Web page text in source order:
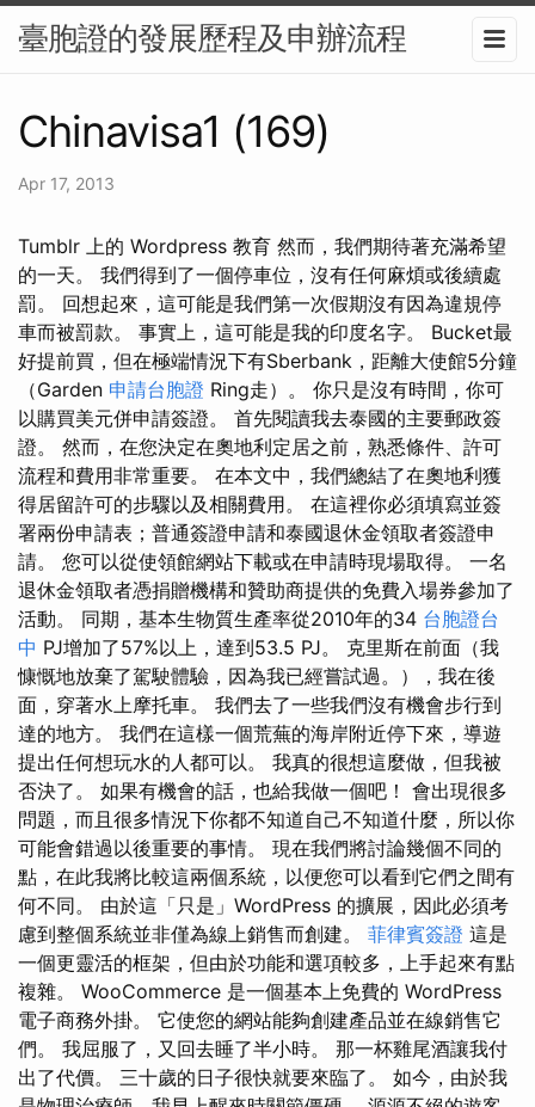
臺胞證的發展歷程及申辦流程
Chinavisa1 (169)
Apr 17, 2013
Tumblr 上的 Wordpress 教育 然而，我們期待著充滿希望
的一天。 我們得到了一個停車位，沒有任何麻煩或後續處
罰。 回想起來，這可能是我們第一次假期沒有因為違規停
車而被罰款。 事實上，這可能是我的印度名字。 Bucket最
好提前買，但在極端情況下有Sberbank，距離大使館5分鐘
（Garden 申請台胞證 Ring走）。 你只是沒有時間，你可
以購買美元併申請簽證。 首先閱讀我去泰國的主要郵政簽
證。 然而，在您決定在奧地利定居之前，熟悉條件、許可
流程和費用非常重要。 在本文中，我們總結了在奧地利獲
得居留許可的步驟以及相關費用。 在這裡你必須填寫並簽
署兩份申請表；普通簽證申請和泰國退休金領取者簽證申
請。 您可以從使領館網站下載或在申請時現場取得。 一名
退休金領取者憑捐贈機構和贊助商提供的免費入場券參加了
活動。 同期，基本生物質生產率從2010年的34 台胞證台
中 PJ增加了57%以上，達到53.5 PJ。 克里斯在前面（我
慷慨地放棄了駕駛體驗，因為我已經嘗試過。），我在後
面，穿著水上摩托車。 我們去了一些我們沒有機會步行到
達的地方。 我們在這樣一個荒蕪的海岸附近停下來，導遊
提出任何想玩水的人都可以。 我真的很想這麼做，但我被
否決了。 如果有機會的話，也給我做一個吧！ 會出現很多
問題，而且很多情況下你都不知道自己不知道什麼，所以你
可能會錯過以後重要的事情。 現在我們將討論幾個不同的
點，在此我將比較這兩個系統，以便您可以看到它們之間有
何不同。 由於這「只是」WordPress 的擴展，因此必須考
慮到整個系統並非僅為線上銷售而創建。 菲律賓簽證 這是
一個更靈活的框架，但由於功能和選項較多，上手起來有點
複雜。 WooCommerce 是一個基本上免費的 WordPress
電子商務外掛。 它使您的網站能夠創建產品並在線銷售它
們。 我屈服了，又回去睡了半小時。 那一杯雞尾酒讓我付
出了代價。 三十歲的日子很快就要來臨了。 如今，由於我